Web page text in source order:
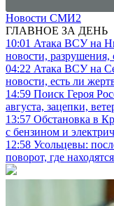
Новости СМИ2
ГЛАВНОЕ ЗА ДЕНЬ
10:01 Атака ВСУ на
новости, разрушения,
04:22 Атака ВСУ на
новости, есть ли
14:59 Поиск Героя
августа, зацепки,
13:57 Обстановка в
с бензином и
12:58 Усольцевы:
поворот, где